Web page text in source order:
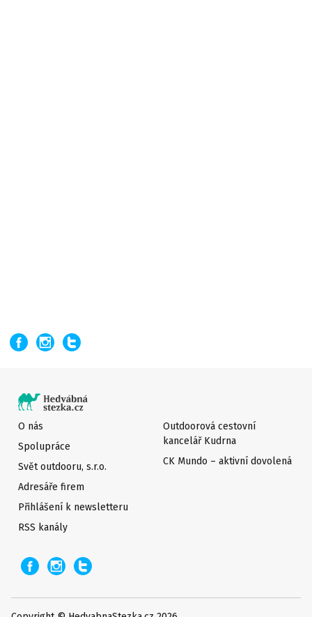
O nás
Spolupráce
Svět outdooru, s.r.o.
Adresáře firem
Přihlášení k newsletteru
Outdoorová cestovní
kancelář Kudrna
CK Mundo – aktivní dovolená
RSS kanály